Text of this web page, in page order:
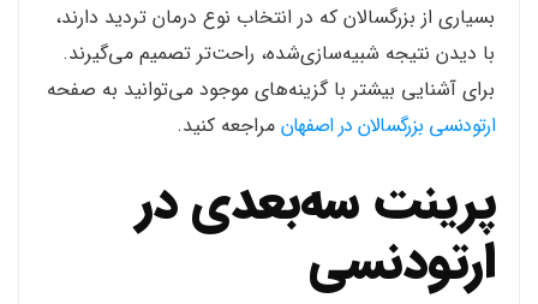
بسیاری از بزرگسالان که در انتخاب نوع درمان تردید دارند،
با دیدن نتیجه شبیه‌سازی‌شده، راحت‌تر تصمیم می‌گیرند.
برای آشنایی بیشتر با گزینه‌های موجود می‌توانید به صفحه
ارتودنسی بزرگسالان در اصفهان مراجعه کنید.
پرینت سه‌بعدی در
ارتودنسی